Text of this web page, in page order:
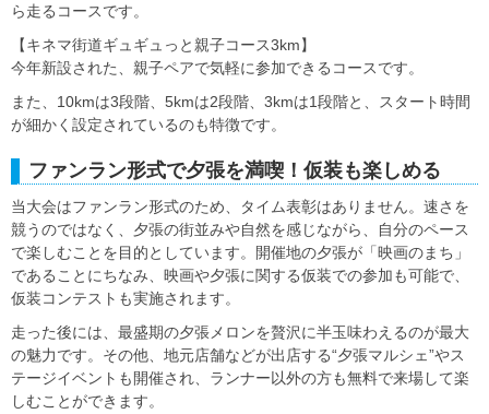
ら走るコースです。
【キネマ街道ギュギュっと親子コース3km】
今年新設された、親子ペアで気軽に参加できるコースです。
また、10kmは3段階、5kmは2段階、3kmは1段階と、スタート時間
が細かく設定されているのも特徴です。
ファンラン形式で夕張を満喫！仮装も楽しめる
当大会はファンラン形式のため、タイム表彰はありません。速さを
競うのではなく、夕張の街並みや自然を感じながら、自分のペース
で楽しむことを目的としています。開催地の夕張が「映画のまち」
であることにちなみ、映画や夕張に関する仮装での参加も可能で、
仮装コンテストも実施されます。
走った後には、最盛期の夕張メロンを贅沢に半玉味わえるのが最大
の魅力です。その他、地元店舗などが出店する“夕張マルシェ”やス
テージイベントも開催され、ランナー以外の方も無料で来場して楽
しむことができます。